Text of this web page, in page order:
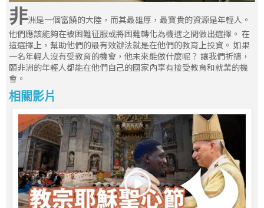
非洲是一個富饒的大陸，而其最雄厚，最寶貴的資源是年輕人。
他們應該能夠在被困難征服或將困難轉化為機遇之間做出選擇。 在
這選擇上，幫助他們的最有效辦法就是在他們的教育上投資。 如果
一名年輕人沒有受教育的機會，他未來能做什麼呢？ 讓我們祈禱，
願非洲的年輕人都能在他們自己的國家內享有接受教育和就業的機
會。
相關影片